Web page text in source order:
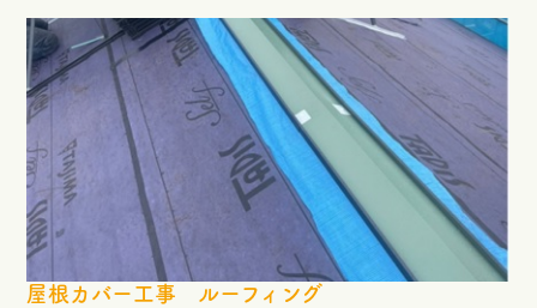
屋根カバー工事 ルーフィング